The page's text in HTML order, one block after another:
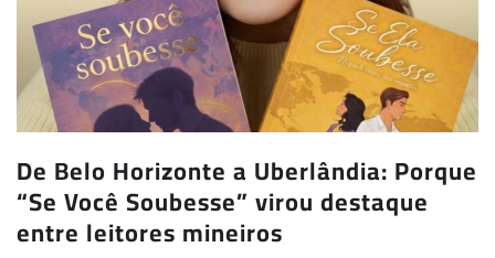
De Belo Horizonte a Uberlândia: Porque
“Se Você Soubesse” virou destaque
entre leitores mineiros